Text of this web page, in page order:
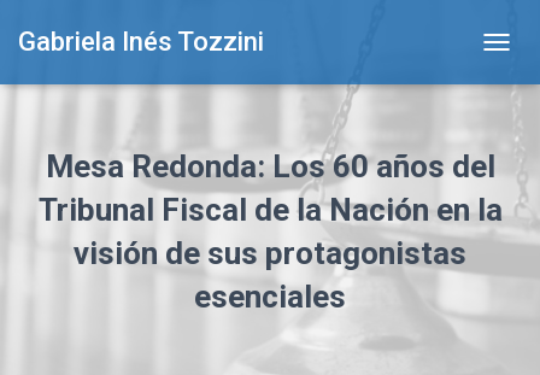
Gabriela Inés Tozzini
O
A
Mesa Redonda: Los 60 años del
Tribunal Fiscal de la Nación en la
visión de sus protagonistas
esenciales